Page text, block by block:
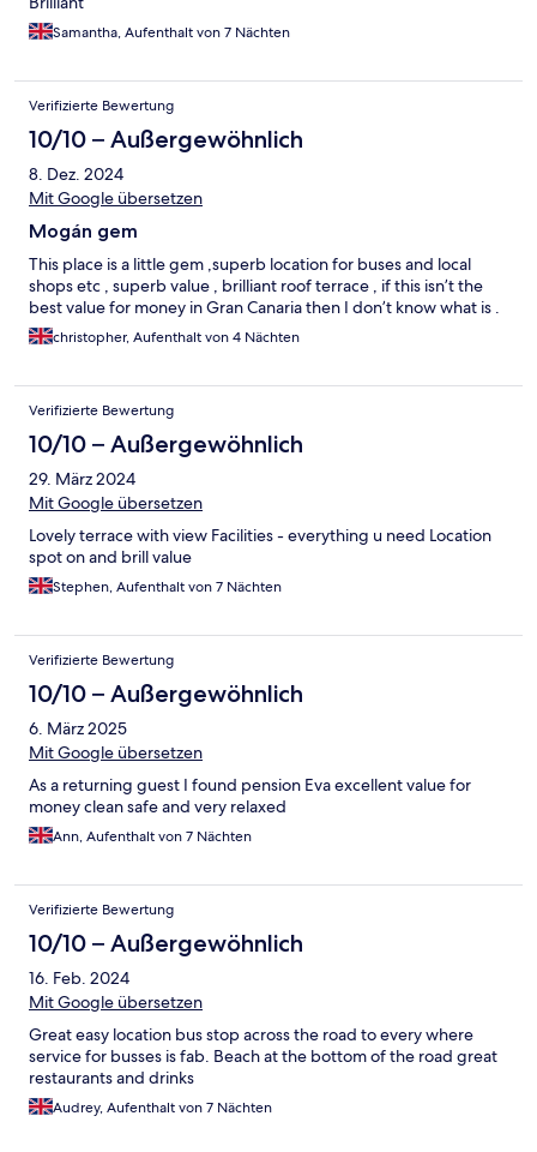
Samantha, Aufenthalt von 7 Nächten
Verifizierte Bewertung
10/10 – Außergewöhnlich
8. Dez. 2024
Mit Google übersetzen
Mogán gem
This place is a little gem ,superb location for buses and local
shops etc , superb value , brilliant roof terrace , if this isn’t the
best value for money in Gran Canaria then I don’t know what is .
christopher, Aufenthalt von 4 Nächten
Verifizierte Bewertung
10/10 – Außergewöhnlich
29. März 2024
Mit Google übersetzen
Lovely terrace with view Facilities - everything u need Location
spot on and brill value
Stephen, Aufenthalt von 7 Nächten
Verifizierte Bewertung
10/10 – Außergewöhnlich
6. März 2025
Mit Google übersetzen
As a returning guest I found pension Eva excellent value for
money clean safe and very relaxed
Ann, Aufenthalt von 7 Nächten
Verifizierte Bewertung
10/10 – Außergewöhnlich
16. Feb. 2024
Mit Google übersetzen
Great easy location bus stop across the road to every where
service for busses is fab. Beach at the bottom of the road great
restaurants and drinks
Audrey, Aufenthalt von 7 Nächten